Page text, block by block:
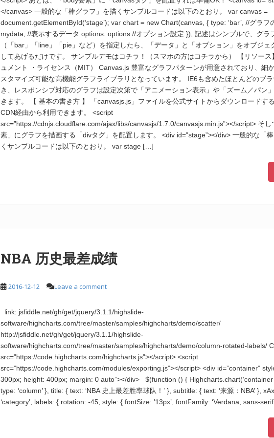
</canvas> 一般的な「棒グラフ」を描くサンプルコードは以下のとおり。 var canvas =
document.getElementById(‘stage’); var chart = new Chart(canvas, { type: ‘bar’, //グラフ
mydata, //表示するデータ options: options //オプション設定 }); 記述はシンプルで、グラ
（「bar」「line」「pie」など）を指定したら、「データ」と「オプション」をオブジェ
してあげるだけです。 サンプルデモはコチラ！（スマホの方はコチラから） 【リソース
ュメント ・ライセンス（MIT） Canvas.js 豊富なグラフパターンが用意されており、細
スタマイズ可能な高機能グラフライブラリとなっています。 IE6も含めたほとんどのブ
き、レスポンシブ対応のグラフは設定次第で「アニメーション表示」や「ズーム／パン
きます。 【 基本の書き方 】 「canvasjs.js」ファイルを公式サイトからダウンロードす
CDN経由から利用できます。 <script
src=”https://cdnjs.cloudflare.com/ajax/libs/canvasjs/1.7.0/canvasjs.min.js”></script> そし
素」にグラフを描画する「divタグ」を配置します。 <div id=”stage”></div> 一般的な「
くサンプルコードは以下のとおり。 var stage […]
NBA 历史最差成绩
2016-12-12 Leave a comment
link: jsfiddle.net/gh/get/jquery/3.1.1/highslide-
software/highcharts.com/tree/master/samples/highcharts/demo/scatter/
http://jsfiddle.net/gh/get/jquery/3.1.1/highslide-
software/highcharts.com/tree/master/samples/highcharts/demo/column-rotated-labels/
src=”https://code.highcharts.com/highcharts.js”></script> <script
src=”https://code.highcharts.com/modules/exporting.js”></script> <div id=”container”
300px; height: 400px; margin: 0 auto”></div> $(function () {
type: ‘column’ }, title: { text: ‘NBA 史上最差胜率球队！’ }, subtitle: { text: ‘来源：NBA’ },
‘category’, labels: { rotation: -45, style: { fontSize: ’13px’, fontFamily: ‘Verdana, sans-